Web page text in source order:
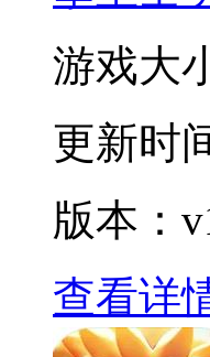
游戏大
更新时
版本：
查看详